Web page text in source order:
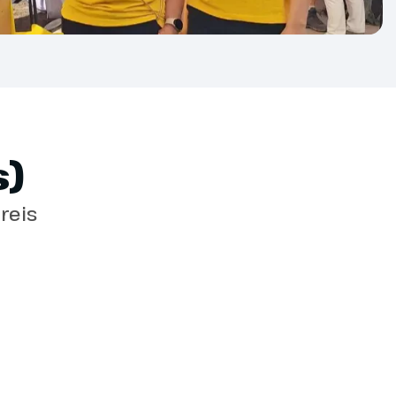
is vanaf 3 weken voor vertrek mogelijk,